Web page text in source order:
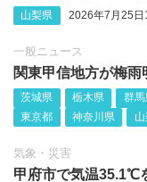
山梨県 2026年7月25日
一般ニュース
関東甲信地方が梅
茨城県 栃木県 群馬
東京都
神奈川県
気象・災害
甲府市で気温35.1℃